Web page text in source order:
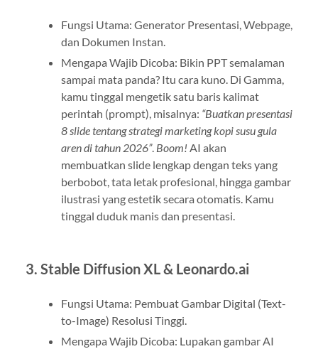
Fungsi Utama: Generator Presentasi, Webpage,
dan Dokumen Instan.
Mengapa Wajib Dicoba: Bikin PPT semalaman
sampai mata panda? Itu cara kuno. Di Gamma,
kamu tinggal mengetik satu baris kalimat
perintah (prompt), misalnya: “Buatkan presentasi
8 slide tentang strategi marketing kopi susu gula
aren di tahun 2026”. Boom! AI akan
membuatkan slide lengkap dengan teks yang
berbobot, tata letak profesional, hingga gambar
ilustrasi yang estetik secara otomatis. Kamu
tinggal duduk manis dan presentasi.
3. Stable Diffusion XL & Leonardo.ai
Fungsi Utama: Pembuat Gambar Digital (Text-
to-Image) Resolusi Tinggi.
Mengapa Wajib Dicoba: Lupakan gambar AI